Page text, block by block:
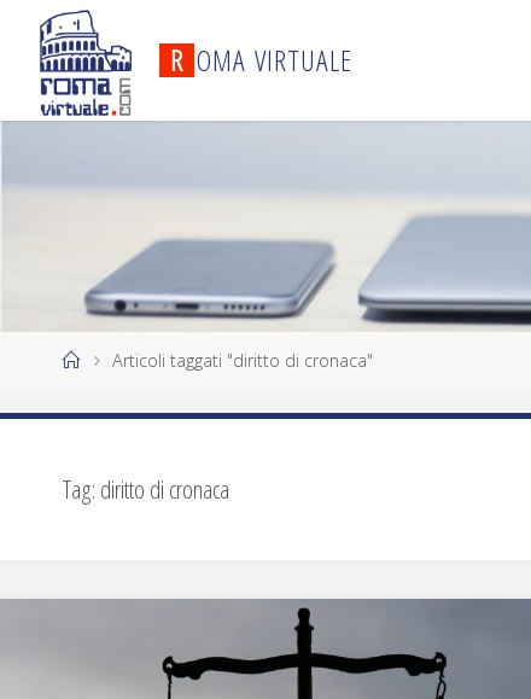
R OMA VIRTUALE
Articoli taggati "diritto di cronaca"
Tag: diritto di cronaca